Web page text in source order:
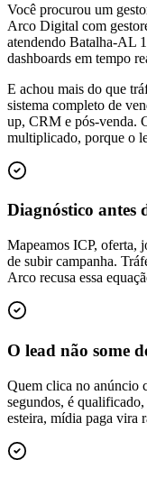
Você procurou um
Arco Digital com
atendendo Batalha-AL
dashboards em tempo
E achou mais do que
sistema completo de
up, CRM e pós-venda.
multiplicado, porque o
Diagnóstico antes
Mapeamos ICP, oferta,
de subir campanha.
Arco recusa essa
O lead não some
Quem clica no anúncio
segundos, é
esteira, mídia paga vira